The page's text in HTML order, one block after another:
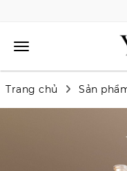
Trang chủ Sản